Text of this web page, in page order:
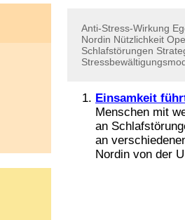
Anti-Stress-Wirkung
Nordin Nützlichkeit
Schlafstörungen
Einsamkeit
Menschen mit
an
an
Nordin von der